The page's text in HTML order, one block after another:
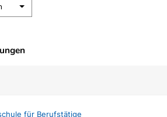
für Berufstätige